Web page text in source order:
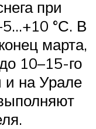
при
°С. В
марта,
10–15-го
и на Урале